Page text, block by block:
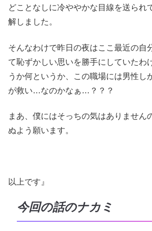
どことなしに冷ややかな目線を送られ
解しました。
そんなわけで昨日の夜はここ最近の自
て恥ずかしい思いを勝手にしていたわ
うか何というか、この職場には男性し
が救い…なのかなぁ…？？？
まあ、僕にはそっちの気はありません
ぬよう願います。
以上です』
今回の話のナカミ